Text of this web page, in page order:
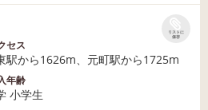
リストに
保存
セス
駅から1626m、元町駅から1725m
年齢
小学生